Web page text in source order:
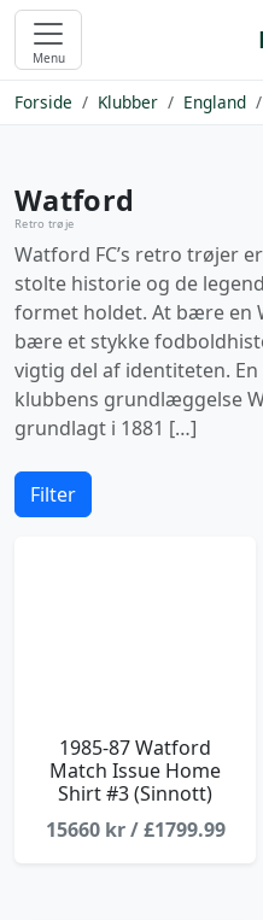
Menu
Forside Klubber England
Watford
Retro trøje
Watford FC’s retro trøjer
stolte historie og de
formet holdet. At bære en
bære et stykke
vigtig del af identiteten.
klubbens grundlæggelse
grundlagt i 1881 […]
Filter
1985-87 Watford
Match Issue Home
Shirt #3 (Sinnott)
15660 kr / £1799.99